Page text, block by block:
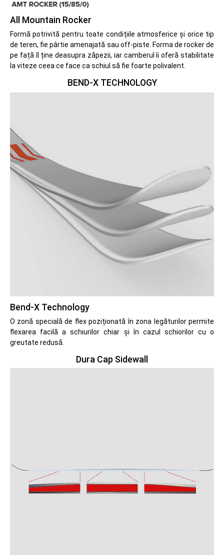
All Mountain Rocker
Formă potrivită pentru toate condițiile atmosferice și orice tip
de teren, fie pârtie amenajată sau off-piste. Forma de rocker de
pe față îl ține deasupra zăpezii, iar camberul îi oferă stabilitate
la viteze ceea ce face ca schiul să fie foarte polivalent.
BEND-X TECHNOLOGY
Bend-X Technology
O zonă specială de flex poziționată în zona legăturilor permite
flexarea facilă a schiurilor chiar și în cazul schiorilor cu o
greutate redusă.
Dura Cap Sidewall